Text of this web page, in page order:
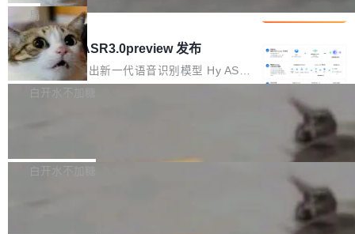
在语法层面完成文本定位，难以触及代码的语义
内涵与结构关联，导致开发者使用代码智能体在
理解大规模代码仓时面临显著"代码仓理解"瓶
颈。 代码仓深度理解服务（以下简称" CodeBas
e深度理解服务"）是华为云码道（CodeA...
调整期间，部门三次通知全员将数据从A集群迁
移到B集群，王某都回复了"收到"。 他没有迁移
数据。2024年9月3日下午4点，他使用此前登录
的账号密码进入A集群，输入了一条被程序员圈
称为"删库跑路"的命令——最高管理员权限、无
自研的多个文生3D和...
1%，成本降 30%
它们有一个共同的问题：太吃显存了。月之暗面
的 Kimi K 系列和智谱的 GLM 都是长上下文、M
oE 架构的大模型，好用到让人上瘾，但 GPU 显
存永远不够用。 Cloudflare 的 Workers AI 团队
一直在跑这些模型的推理。他们在官方博客上发
整性保护。效果是：吞吐量提升 41%，每 token
局
腾讯混元 Hy ASR3.0preview 发布
腾讯混元正式推出新一代语音识别模型 Hy ASR
3.0preview。基于最新一代大语言模型 Hy3 的
让语音识别不再只是听清，而是真正听懂。通过
白开水不加糖
新和少量网页兼容性修复版本。 Changes/fixe
白开水不加糖